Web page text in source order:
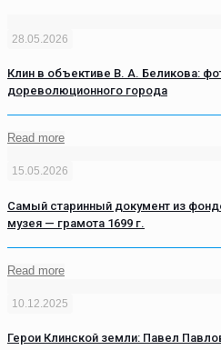
28.05.2026
Клин в объективе В. А. Беликова:
дореволюционного города
Read more
15.05.2026
Самый старинный документ из
музея — грамота 1699 г.
Read more
10.12.2025
Герои Клинской земли: Павел